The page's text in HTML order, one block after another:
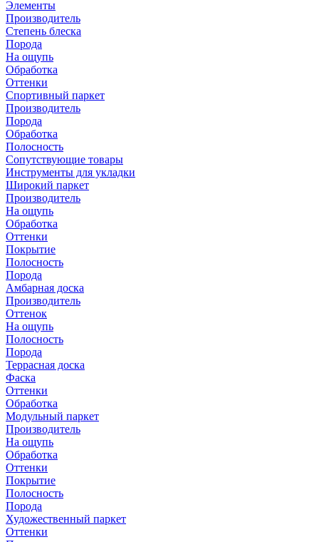
Элементы
Производитель
Степень блеска
Порода
На ощупь
Обработка
Оттенки
Спортивный паркет
Производитель
Порода
Обработка
Полосность
Сопутствующие товары
Инструменты для укладки
Широкий паркет
Производитель
На ощупь
Обработка
Оттенки
Покрытие
Полосность
Порода
Амбарная доска
Производитель
Оттенок
На ощупь
Полосность
Порода
Террасная доска
Фаска
Оттенки
Обработка
Модульный паркет
Производитель
На ощупь
Обработка
Оттенки
Покрытие
Полосность
Порода
Художественный паркет
Оттенки